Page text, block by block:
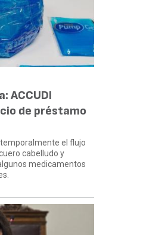
ACCUDI
de préstamo
temporalmente el flujo
cabelludo y
medicamentos